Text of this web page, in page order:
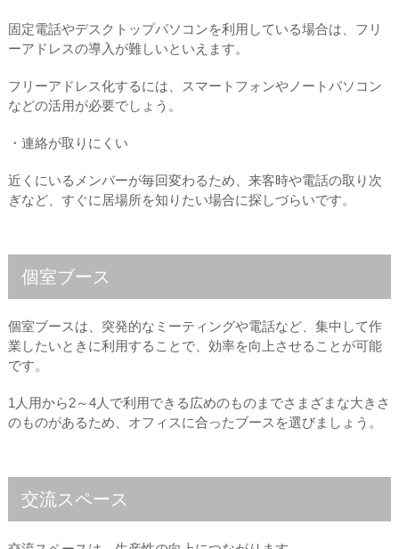
固定電話やデスクトップパソコンを利用している場合は、フリ
ーアドレスの導入が難しいといえます。
フリーアドレス化するには、スマートフォンやノートパソコン
などの活用が必要でしょう。
・連絡が取りにくい
近くにいるメンバーが毎回変わるため、来客時や電話の取り次
ぎなど、すぐに居場所を知りたい場合に探しづらいです。
個室ブース
個室ブースは、突発的なミーティングや電話など、集中して作
業したいときに利用することで、効率を向上させることが可能
です。
1人用から2～4人で利用できる広めのものまでさまざまな大きさ
のものがあるため、オフィスに合ったブースを選びましょう。
交流スペース